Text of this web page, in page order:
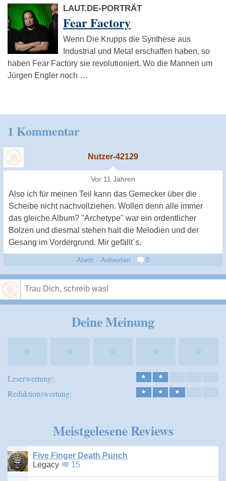
LAUT.DE-PORTRÄT
Fear Factory
Wenn Die Krupps die Synthese aus
Industrial und Metal erschaffen haben, so
haben Fear Factory sie revolutioniert. Wo die Mannen um
Jürgen Engler noch …
1 Kommentar
Nutzer-42129
Vor 11 Jahren
Also ich für meinen Teil kann das Gemecker über die
Scheibe nicht nachvollziehen. Wollen denn alle immer
das gleiche Album? "Archetype" war ein ordentlicher
Bolzen und diesmal stehen halt die Melodien und der
Gesang im Vordergrund. Mir gefällt´s.
Alarm Antworten 0
Deine Meinung
Leserwertung: ★ ★
Redaktionswertung: ★ ★ ★
Meistgelesene Reviews
Five Finger Death Punch
Legacy
15